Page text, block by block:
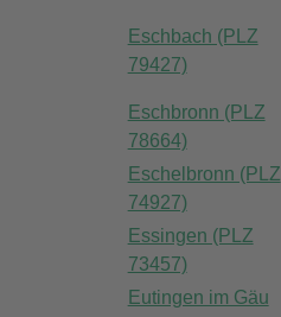
Eschbach (PLZ
79427)
Eschbronn (PLZ
78664)
Eschelbronn (PLZ
74927)
Essingen (PLZ
73457)
Eutingen im Gäu